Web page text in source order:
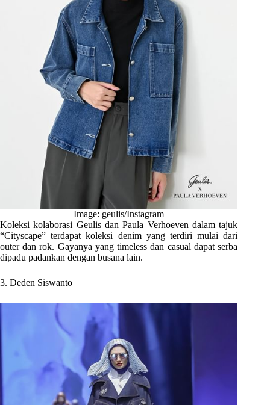
Image: geulis/Instagram
Koleksi kolaborasi Geulis dan Paula Verhoeven dalam tajuk
“Cityscape” terdapat koleksi denim yang terdiri mulai dari
outer dan rok. Gayanya yang timeless dan casual dapat serba
dipadu padankan dengan busana lain.
3. Deden Siswanto